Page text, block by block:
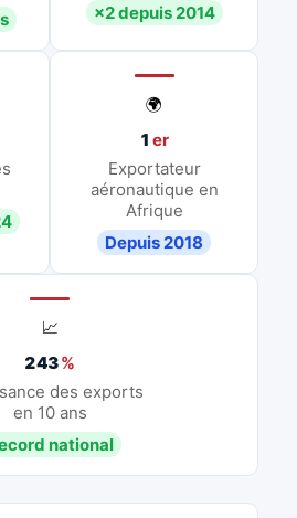
×2 depuis 2014
🌍
1 er
Exportateur
aéronautique en
Afrique
Depuis 2018
📈
243%
des exports
en 10 ans
national